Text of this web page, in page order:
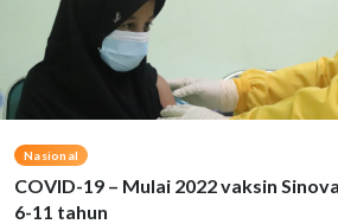
Nasional
COVID-19 – Mulai 2022 vaksin
6-11 tahun